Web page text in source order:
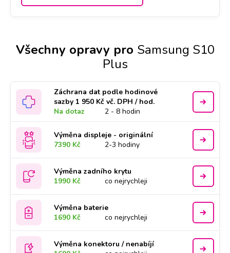
Všechny opravy pro Samsung S10
Plus
Záchrana dat podle hodinové
sazby 1 950 Kč vč. DPH / hod.
Na dotaz
2 - 8 hodin
Výměna displeje - originální
7390 Kč
2-3 hodiny
Výměna zadního krytu
1990 Kč
co nejrychleji
Výměna baterie
1690 Kč
co nejrychleji
Výměna konektoru / nenabíjí